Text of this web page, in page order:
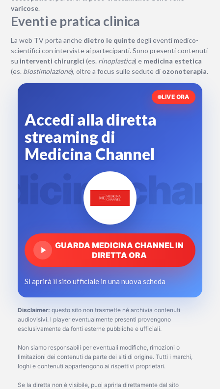
varicose.
Eventi e pratica clinica
La web TV porta anche dietro le quintedegli eventi medico-
scientifici con interviste ai partecipanti. Sono presenti contenuti
su interventi chirurgici (es. rinoplastica) e medicina estetica
(es. biostimolazione), oltre a focus sulle sedute di ozonoterapia.
LIVE ORA
Accedi alla diretta
streaming di
Medicina Channel
GUARDA MEDICINA CHANNEL IN
DIRETTA ORA
Si aprirà il sito ufficiale in una nuova scheda
Disclaimer: questo sito non trasmette né archivia contenuti
audiovisivi. I player eventualmente presenti provengono
esclusivamente da fonti esterne pubbliche e ufficiali.
Non siamo responsabili per eventuali modifiche, rimozioni o
limitazioni dei contenuti da parte dei siti di origine. Tutti i marchi,
loghi e contenuti appartengono ai rispettivi proprietari.
Se la diretta non è visibile, puoi aprirla direttamente dal sito